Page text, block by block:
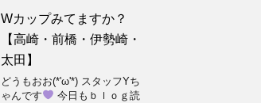
Wカップみてますか？
【高崎・前橋・伊勢崎・
太田】
どうもおお(*'ω'*) スタッフYち
ゃんです
今日もｂｌｏｇ読